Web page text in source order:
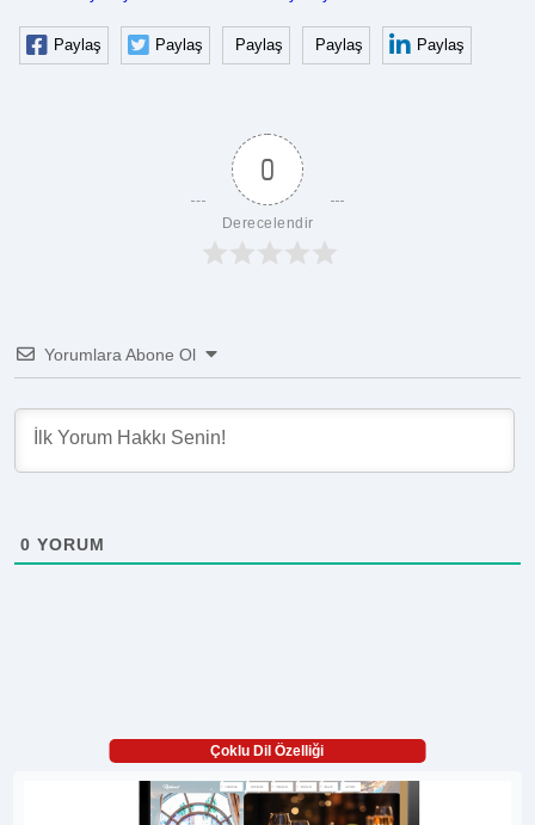
Paylaş Paylaş Paylaş Paylaş Paylaş
0
Derecelendir
Yorumlara Abone Ol
0 YORUM
Çoklu Dil Özelliği